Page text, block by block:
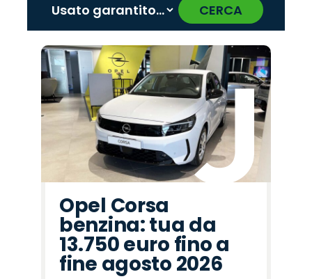
CERCA
Promo
Mazda
Promo
Omoda
Promo
Jeep
Promo
Citroën
Promo
Hyundai
Promo
Seat
Promo
Cupra
Promo
Land
Rover
Promo
Jaecoo
Promo
Lancia
Promo
Peugeot
Promo
Alfa
Romeo
Promo
Fiat
Promo
Opel
Promo
Abarth
‹ ›
Opel Corsa
benzina: tua da
13.750 euro fino a
fine agosto 2026